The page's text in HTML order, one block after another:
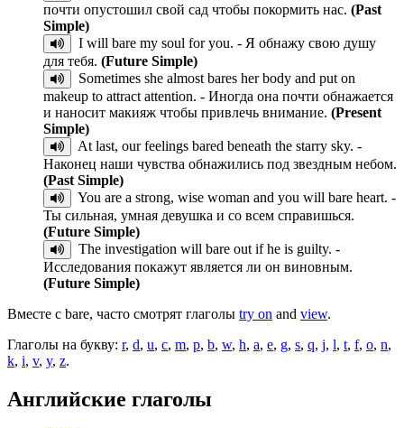
почти опустошил свой сад чтобы покормить нас. (Past
Simple)
I will bare my soul for you. - Я обнажу свою душу
для тебя. (Future Simple)
Sometimes she almost bares her body and put on
makeup to attract attention. - Иногда она почти обнажается
и наносит макияж чтобы привлечь внимание. (Present
Simple)
At last, our feelings bared beneath the starry sky. -
Наконец наши чувства обнажились под звездным небом.
(Past Simple)
You are a strong, wise woman and you will bare heart. -
Ты сильная, умная девушка и со всем справишься.
(Future Simple)
The investigation will bare out if he is guilty. -
Исследования покажут является ли он виновным.
(Future Simple)
Вместе с bare, часто смотрят глаголы try on and view.
Глаголы на букву: r, d, u, c, m, p, b, w, h, a, e, g, s, q, j, l, t, f, o, n,
k, i, v, y, z.
Английские глаголы